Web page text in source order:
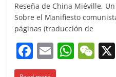
Reseña de China Miéville,
Sobre el Manifiesto
páginas (traducción de
F
a
E
m
W W